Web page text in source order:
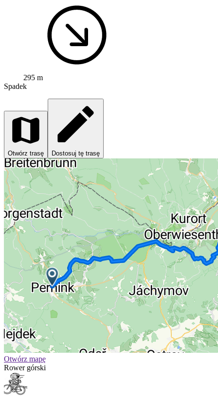
295 m
Spadek
Otwórz trasę Dostosuj tę trasę
Otwórz mapę
Rower górski